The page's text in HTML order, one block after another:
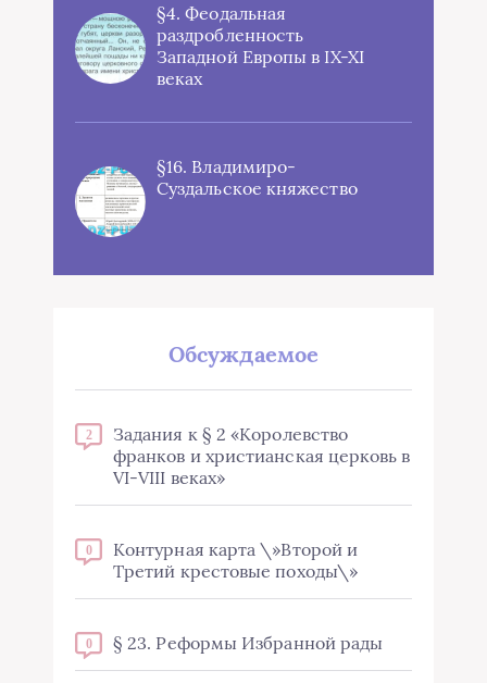
§4. Феодальная
раздробленность
Западной Европы в IX-XI
веках
§16. Владимиро-
Суздальское княжество
Обсуждаемое
2
Задания к § 2 «Королевство
франков и христианская церковь в
VI-VIII веках»
0
Контурная карта \»Второй и
Третий крестовые походы\»
0 § 23. Реформы Избранной рады